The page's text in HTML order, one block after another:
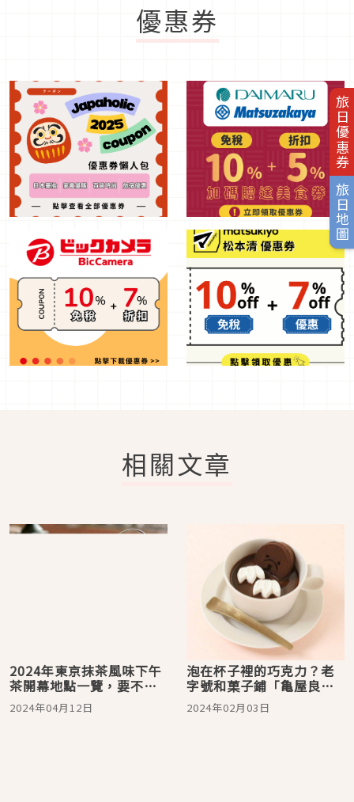
旅日優惠券
旅日地圖
優惠券
相關文章
2024年東京抹茶風味下午
茶開幕地點一覽，要不要
來一場高級又優雅的下午
茶呢？
2024年04月12日
泡在杯子裡的巧克力？老
字號和菓子鋪「亀屋良
長」推出超可愛甜蜜情人
節限定甜點
2024年02月03日